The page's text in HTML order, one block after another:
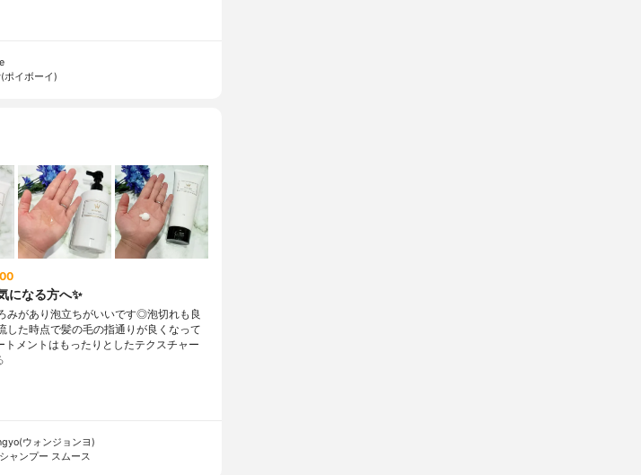
ポイボーイ)
になる方へ✨
みがあり泡立ちがいいです◎泡切れも良
した時点で髪の毛の指通りが良くなって
トメントはもったりとしたテクスチャー
ウォンジョンヨ)
ャンプー スムース